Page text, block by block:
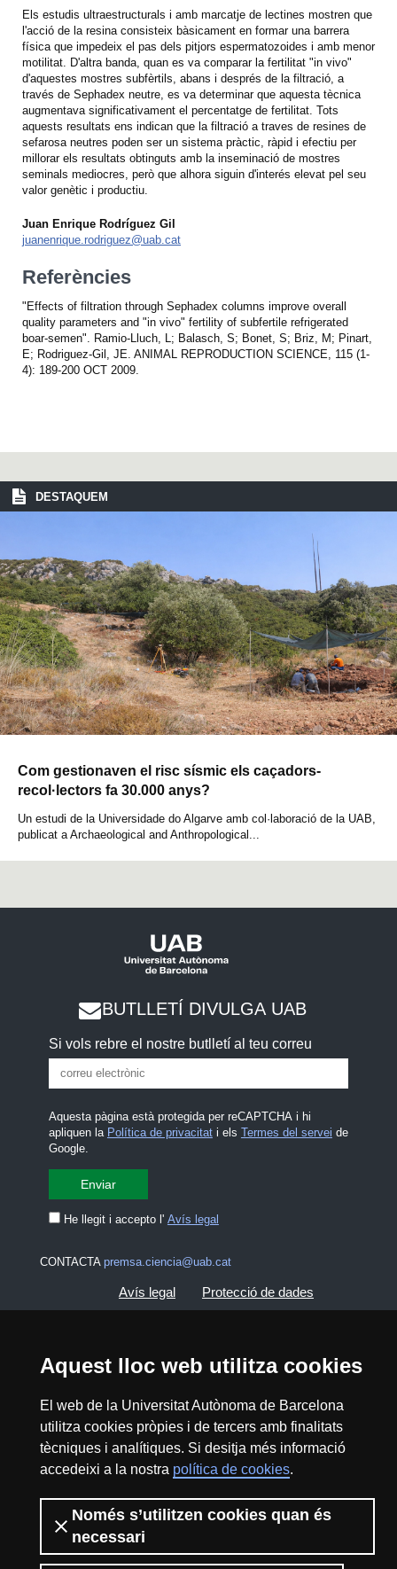
Aquest lloc web utilitza cookies
El web de la Universitat Autònoma de Barcelona
utilitza cookies pròpies i de tercers amb finalitats
tècniques i analítiques. Si desitja més informació
accedeixi a la nostra política de cookies.
Només s’utilitzen cookies quan és
necessari
Els estudis ultraestructurals i amb marcatje de lectines mostren que
l'acció de la resina consisteix bàsicament en formar una barrera
física que impedeix el pas dels pitjors espermatozoides i amb menor
motilitat. D'altra banda, quan es va comparar la fertilitat "in vivo"
d'aquestes mostres subfèrtils, abans i després de la filtració, a
través de Sephadex neutre, es va determinar que aquesta tècnica
augmentava significativament el percentatge de fertilitat. Tots
aquests resultats ens indican que la filtració a traves de resines de
sefarosa neutres poden ser un sistema pràctic, ràpid i efectiu per
millorar els resultats obtinguts amb la inseminació de mostres
seminals mediocres, però que alhora siguin d'interés elevat pel seu
valor genètic i productiu.
Juan Enrique Rodríguez Gil
juanenrique.rodriguez@uab.cat
Referències
"Effects of filtration through Sephadex columns improve overall
quality parameters and "in vivo" fertility of subfertile refrigerated
boar-semen". Ramio-Lluch, L; Balasch, S; Bonet, S; Briz, M; Pinart,
E; Rodriguez-Gil, JE. ANIMAL REPRODUCTION SCIENCE, 115 (1-
4): 189-200 OCT 2009.
DESTAQUEM
Com gestionaven el risc sísmic els caçadors-
recol·lectors fa 30.000 anys?
Un estudi de la Universidade do Algarve amb col·laboració de la UAB,
publicat a Archaeological and Anthropological...
BUTLLETÍ DIVULGA UAB
Si vols rebre el nostre butlletí al teu correu
Aquesta pàgina està protegida per reCAPTCHA i hi
apliquen la Política de privacitati els Termes del servei de
Google.
He llegit i accepto l' Avís legal
CONTACTA premsa.ciencia@uab.cat
Avís legal Protecció de dades
2026 Divulga UAB - Creative Commons
Reconeixement - No Comercial (CC BY NC) -
ISSN: 2014-6388
View low-bandwidth version